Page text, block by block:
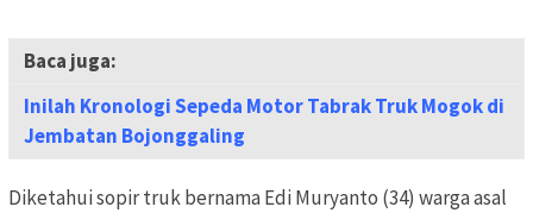
Baca juga:
Inilah Kronologi Sepeda Motor Tabrak Truk Mogok di
Jembatan Bojonggaling
Diketahui sopir truk bernama Edi Muryanto (34) warga asal